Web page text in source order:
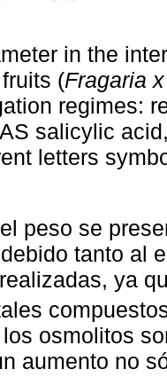
in the
(Fragaria
regimes:
salicylic
letters
peso se
tanto al
ya
osmolitos
aumento no